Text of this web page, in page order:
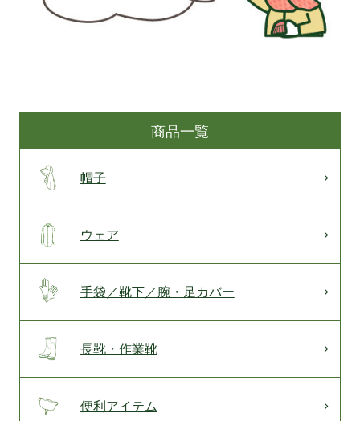
商品一覧
帽子
ウェア
手袋／靴下／腕・足カバー
長靴・作業靴
便利アイテム